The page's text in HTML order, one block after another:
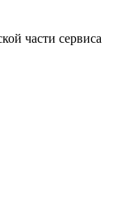
части сервиса